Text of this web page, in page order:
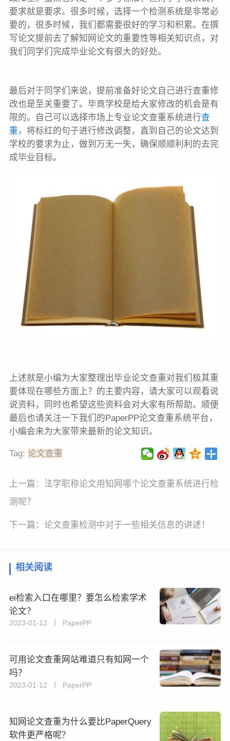
要求就是要求。很多时候，选择一个检测系统是非常必
要的，很多时候，我们都需要很好的学习和积累。在撰
写论文提前去了解知网论文的重要性等相关知识点，对
我们同学们完成毕业论文有很大的好处。
最后对于同学们来说，提前准备好论文自己进行查重修
改也是至关重要了。毕竟学校是给大家修改的机会是有
限的。自己可以选择市场上专业论文查重系统进行查
重 ，将标红的句子进行修改调整，直到自己的论文达到
学校的要求为止，做到万无一失，确保顺顺利利的去完
成毕业目标。
上述就是小编为大家整理出毕业论文查重对我们极其重
要体现在哪些方面上？的主要内容，请大家可以观看说
说资料，同时也希望这些资料会对大家有所帮助。顺便
最后也请关注一下我们的PaperPP论文查重系统平台，
小编会来为大家带来最新的论文知识。
Tag: 论文查重
上一篇： 法学职称论文用知网哪个论文查重系统进行检
测呢？
下一篇： 论文查重检测中对于一些相关信息的讲述！
相关阅读
ei检索入口在哪里？要怎么检索学术
论文？
2023-01-12 丨 PaperPP
可用论文查重网站难道只有知网一个
吗？
2023-01-12 丨 PaperPP
知网论文查重为什么要比PaperQuery
软件更严格呢？